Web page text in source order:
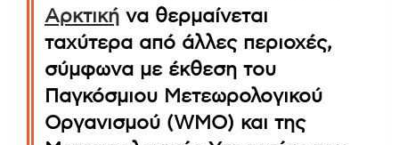
Αρκτική να θερμαίνεται
ταχύτερα από άλλες περιοχές,
σύμφωνα με έκθεση του
Παγκόσμιου Μετεωρολογικού
Οργανισμού (WMO) και της